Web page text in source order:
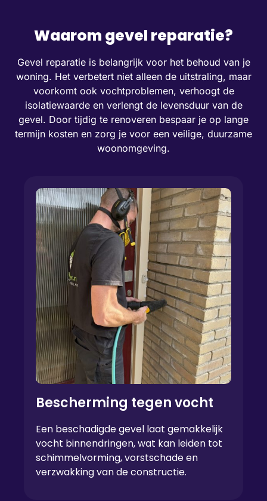
Waarom gevel reparatie?
Gevel reparatie is belangrijk voor het behoud van je
woning. Het verbetert niet alleen de uitstraling, maar
voorkomt ook vochtproblemen, verhoogt de
isolatiewaarde en verlengt de levensduur van de
gevel. Door tijdig te renoveren bespaar je op lange
termijn kosten en zorg je voor een veilige, duurzame
woonomgeving.
Bescherming tegen vocht
Een beschadigde gevel laat gemakkelijk
vocht binnendringen, wat kan leiden tot
schimmelvorming, vorstschade en
verzwakking van de constructie.